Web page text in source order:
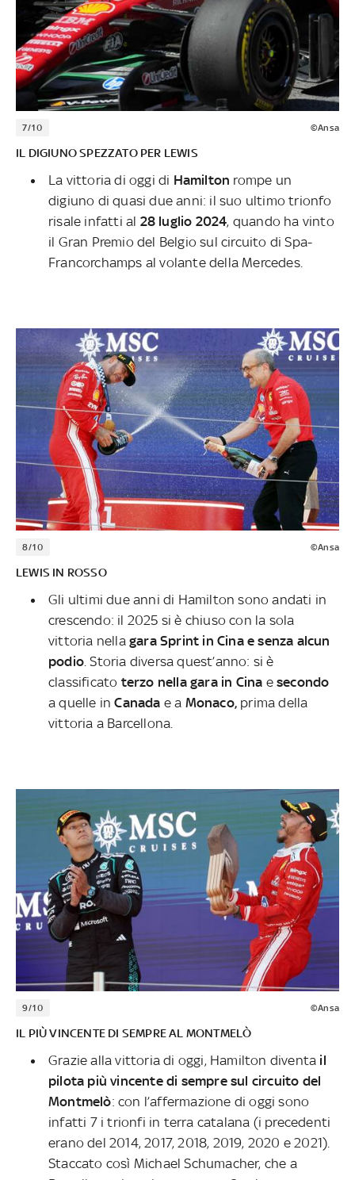
7/10 ©Ansa
IL DIGIUNO SPEZZATO PER LEWIS
La vittoria di oggi di Hamilton rompe un
digiuno di quasi due anni: il suo ultimo trionfo
risale infatti al 28 luglio 2024, quando ha vinto
il Gran Premio del Belgio sul circuito di Spa-
Francorchamps al volante della Mercedes.
8/10 ©Ansa
LEWIS IN ROSSO
Gli ultimi due anni di Hamilton sono andati in
crescendo: il 2025 si è chiuso con la sola
vittoria nella gara Sprint in Cina e senza alcun
podio. Storia diversa quest’anno: si è
classificato terzo nella gara in Cina esecondo
a quelle inCanada e a Monaco, prima della
vittoria a Barcellona.
9/10 ©Ansa
IL PIÙ VINCENTE DI SEMPRE AL MONTMELÒ
Grazie alla vittoria di oggi, Hamilton diventa il
pilota più vincente di sempre sul circuito del
Montmelò: con l’affermazione di oggi sono
infatti 7 i trionfi in terra catalana (i precedenti
erano del 2014, 2017, 2018, 2019, 2020 e 2021).
Staccato così Michael Schumacher, che a